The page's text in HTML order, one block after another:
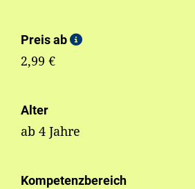
Preis ab
2,99 €
Alter
ab 4 Jahre
Kompetenzbereich